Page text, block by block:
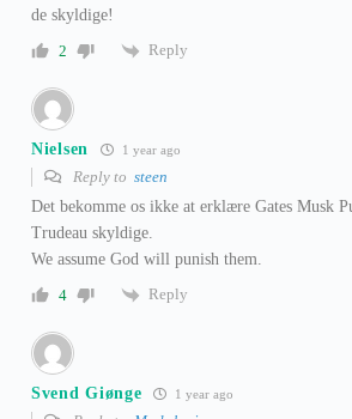
de skyldige!
2
Reply
Nielsen 1 year ago
Reply to steen
Det bekomme os ikke at erklære Gates Musk
Trudeau skyldige.
We assume God will punish them.
4
Reply
Svend Giønge 1 year ago